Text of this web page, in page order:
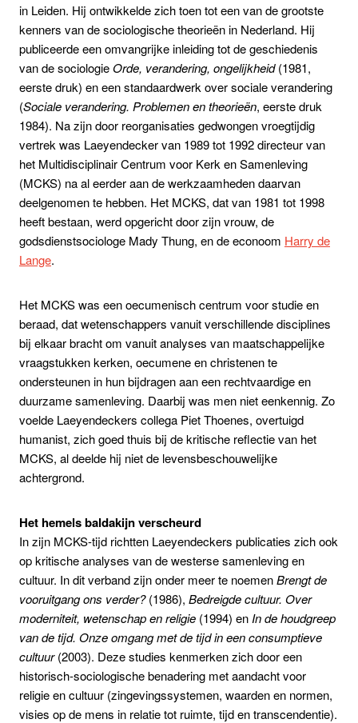
in Leiden. Hij ontwikkelde zich toen tot een van de grootste
kenners van de sociologische theorieën in Nederland. Hij
publiceerde een omvangrijke inleiding tot de geschiedenis
van de sociologieOrde, verandering, ongelijkheid(1981,
eerste druk) en een standaardwerk over sociale verandering
(Sociale verandering. Problemen en theorieën, eerste druk
1984). Na zijn door reorganisaties gedwongen vroegtijdig
vertrek was Laeyendecker van 1989 tot 1992 directeur van
het Multidisciplinair Centrum voor Kerk en Samenleving
(MCKS) na al eerder aan de werkzaamheden daarvan
deelgenomen te hebben. Het MCKS, dat van 1981 tot 1998
heeft bestaan, werd opgericht door zijn vrouw, de
godsdienstsociologe Mady Thung, en de econoom Harry de
Lange.
Het MCKS was een oecumenisch centrum voor studie en
beraad, dat wetenschappers vanuit verschillende disciplines
bij elkaar bracht om vanuit analyses van maatschappelijke
vraagstukken kerken, oecumene en christenen te
ondersteunen in hun bijdragen aan een rechtvaardige en
duurzame samenleving. Daarbij was men niet eenkennig. Zo
voelde Laeyendeckers collega Piet Thoenes, overtuigd
humanist, zich goed thuis bij de kritische reflectie van het
MCKS, al deelde hij niet de levensbeschouwelijke
achtergrond.
Het hemels baldakijn verscheurd
In zijn MCKS-tijd richtten Laeyendeckers publicaties zich ook
op kritische analyses van de westerse samenleving en
cultuur. In dit verband zijn onder meer te noemenBrengt de
vooruitgang ons verder?(1986), Bedreigde cultuur. Over
moderniteit, wetenschap en religie (1994) en In de houdgreep
van de tijd. Onze omgang met de tijd in een consumptieve
cultuur(2003). Deze studies kenmerken zich door een
historisch-sociologische benadering met aandacht voor
religie en cultuur (zingevingssystemen, waarden en normen,
visies op de mens in relatie tot ruimte, tijd en transcendentie).